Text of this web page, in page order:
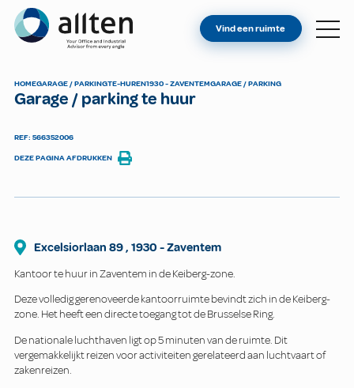
Allten
VIND EEN RUIMTE
CONTACT
Vind een ruimte
HOMEGARAGE / PARKINGTE-HUREN1930 - ZAVENTEMGARAGE / PARKING
Garage / parking te huur
REF: 566352006
DEZE PAGINA AFDRUKKEN
Excelsiorlaan 89, 1930 -Zaventem
Kantoor te huur in Zaventem in de Keiberg-zone.
Deze volledig gerenoveerde kantoorruimte bevindt zich in de Keiberg-
zone. Het heeft een directe toegang tot de Brusselse Ring.
De nationale luchthaven ligt op 5 minuten van de ruimte. Dit
vergemakkelijkt reizen voor activiteiten gerelateerd aan luchtvaart of
zakenreizen.